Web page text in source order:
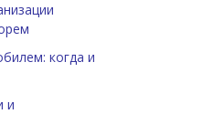
когда и
и